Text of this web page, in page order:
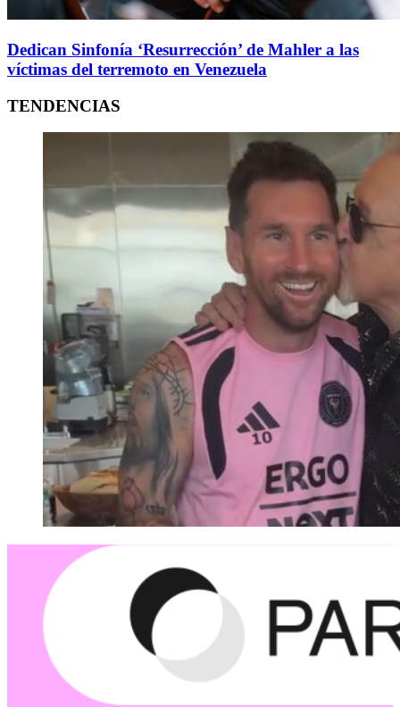
Dedican Sinfonía ‘Resurrección’ de Mahler a las
víctimas del terremoto en Venezuela
TENDENCIAS